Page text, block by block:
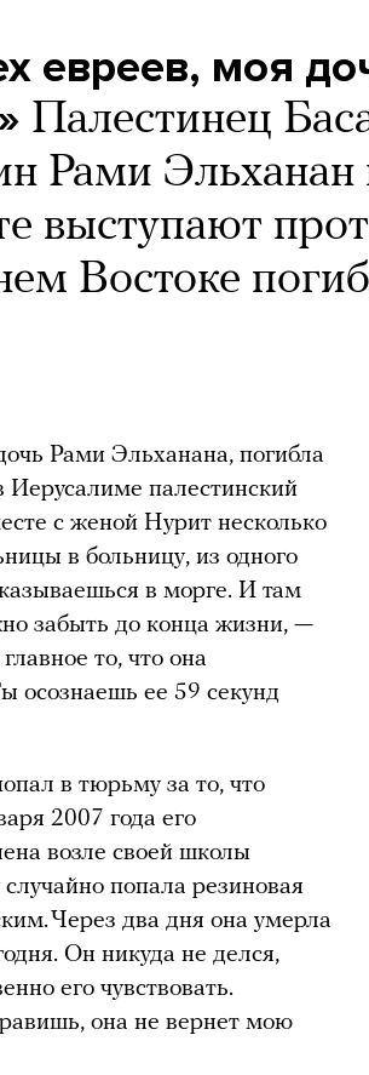
евреев, моя
Палестинец
Рами Эльханан
выступают
Востоке
Рами Эльханана, погибла
Иерусалиме палестинский
с женой Нурит несколько
в больницу, из одного
в морге. И там
забыть до конца жизни, —
то, что она
осознаешь ее 59 секунд
в тюрьму за то, что
2007 года его
возле своей школы
попала резиновая
Через два дня она умерла
Он никуда не делся,
его чувствовать.
она не вернет мою